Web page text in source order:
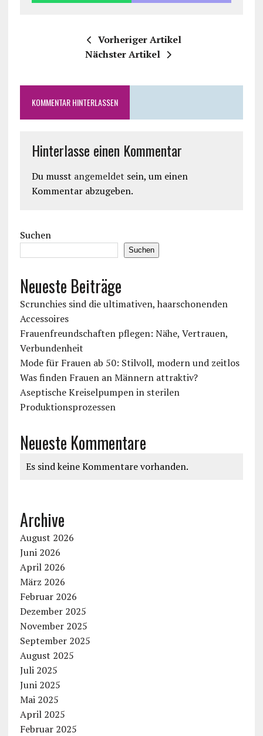
Vorheriger Artikel
Nächster Artikel
KOMMENTAR HINTERLASSEN
Hinterlasse einen Kommentar
Du musst angemeldet sein, um einen
Kommentar abzugeben.
Suchen
Suchen
Neueste Beiträge
Scrunchies sind die ultimativen, haarschonenden
Accessoires
Frauenfreundschaften pflegen: Nähe, Vertrauen,
Verbundenheit
Mode für Frauen ab 50: Stilvoll, modern und zeitlos
Was finden Frauen an Männern attraktiv?
Aseptische Kreiselpumpen in sterilen
Produktionsprozessen
Neueste Kommentare
Es sind keine Kommentare vorhanden.
Archive
August 2026
Juni 2026
April 2026
März 2026
Februar 2026
Dezember 2025
November 2025
September 2025
August 2025
Juli 2025
Juni 2025
Mai 2025
April 2025
Februar 2025